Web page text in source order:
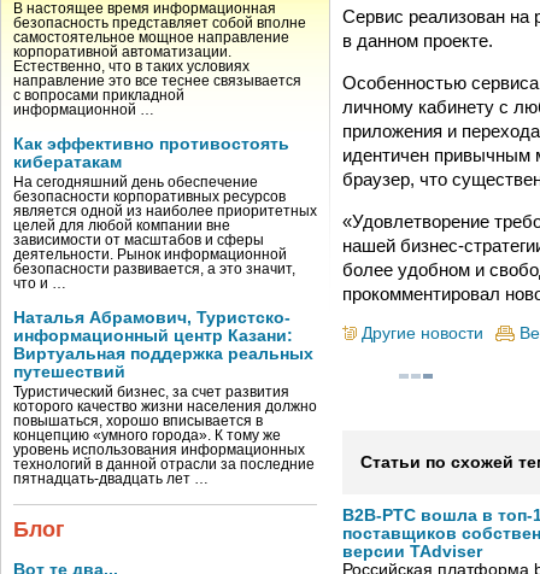
В настоящее время информационная
безопасность представляет собой вполне
самостоятельное мощное направление
корпоративной автоматизации.
Естественно, что в таких условиях
направление это все теснее связывается
с вопросами прикладной
информационной …
Как эффективно противостоять
кибератакам
На сегодняшний день обеспечение
безопасности корпоративных ресурсов
является одной из наиболее приоритетных
целей для любой компании вне
зависимости от масштабов и сферы
деятельности. Рынок информационной
безопасности развивается, а это значит,
что и …
Наталья Абрамович, Туристско-
информационный центр Казани:
Виртуальная поддержка реальных
путешествий
Туристический бизнес, за счет развития
которого качество жизни населения должно
повышаться, хорошо вписывается в
концепцию «умного города». К тому же
уровень использования информационных
технологий в данной отрасли за последние
пятнадцать-двадцать лет …
Блог
Вот те два...
Сервис реализован на
в данном проекте.
Особенностью
личному кабинету с
приложения и
идентичен привычным
браузер, что
«Удовлетворение
нашей бизнес-
более удобном и
прокомментировал
Другие новости
Статьи по схожей
B2B-РТС вошла в топ-
поставщиков
версии TAdviser
Российская платформа